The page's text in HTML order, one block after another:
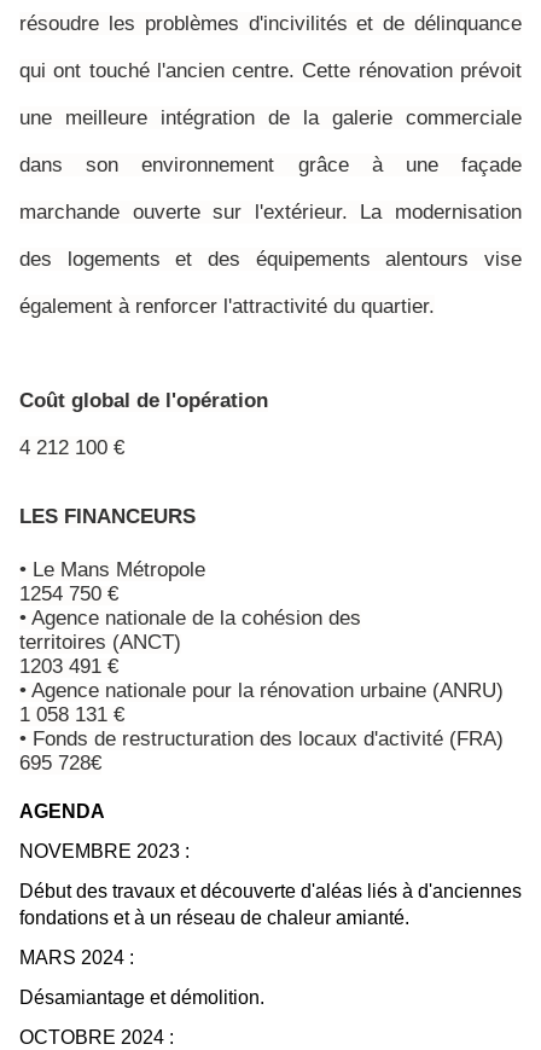
résoudre les problèmes d'incivilités et de délinquance
qui ont touché l'ancien centre. Cette rénovation prévoit
une meilleure intégration de la galerie commerciale
dans son environnement grâce à une façade
marchande ouverte sur l'extérieur. La modernisation
des logements et des équipements alentours vise
également à renforcer l'attractivité du quartier.
Coût global de l'opération
4 212 100 €
LES FINANCEURS
• Le Mans Métropole
1254 750 €
• Agence nationale de la cohésion des
territoires (ANCT)
1203 491 €
• Agence nationale pour la rénovation urbaine (ANRU)
1 058 131 €
• Fonds de restructuration des locaux d'activité (FRA)
695 728€
AGENDA
NOVEMBRE 2023 :
Début des travaux et découverte d'aléas liés à d'anciennes
fondations et à un réseau de chaleur amianté.
MARS 2024 :
Désamiantage et démolition.
OCTOBRE 2024 :